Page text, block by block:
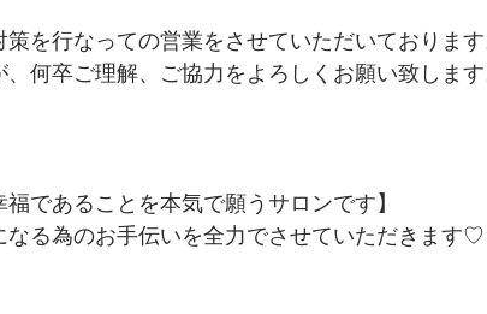
を行なっての営業をさせていただいておりま
何卒ご理解、ご協力をよろしくお願い致します
福であることを本気で願うサロンです】
なる為のお手伝いを全力でさせていただきます